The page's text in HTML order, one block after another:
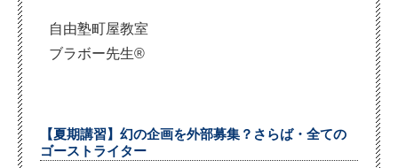
自由塾町屋教室
ブラボー先生®
【夏期講習】幻の企画を外部募集？さらば・全ての
ゴーストライター